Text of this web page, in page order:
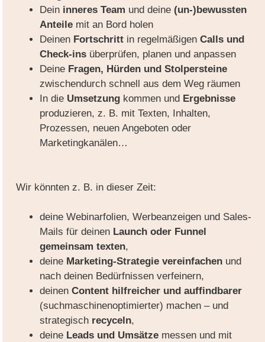
Dein inneres Team und deine (un-)bewussten
Anteilemit an Bord holen
Deinen Fortschrittin regelmäßigen Calls und
Check-insüberprüfen, planen und anpassen
Deine Fragen, Hürden und Stolpersteine
zwischendurch schnell aus dem Weg räumen
In die Umsetzungkommen und Ergebnisse
produzieren, z. B. mit Texten, Inhalten,
Prozessen, neuen Angeboten oder
Marketingkanälen…
Wir könnten z. B. in dieser Zeit:
deine Webinarfolien, Werbeanzeigen und Sales-
Mails für deinen Launch oder Funnel
gemeinsam texten,
deine Marketing-Strategie vereinfachenund
nach deinen Bedürfnissen verfeinern,
deinen Content hilfreicher und auffindbarer
(suchmaschinenoptimierter) machen – und
strategisch recyceln,
deine Leads und Umsätzemessen und mit